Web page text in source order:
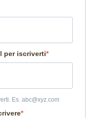
per iscriverti
Es. abc@xyz.com